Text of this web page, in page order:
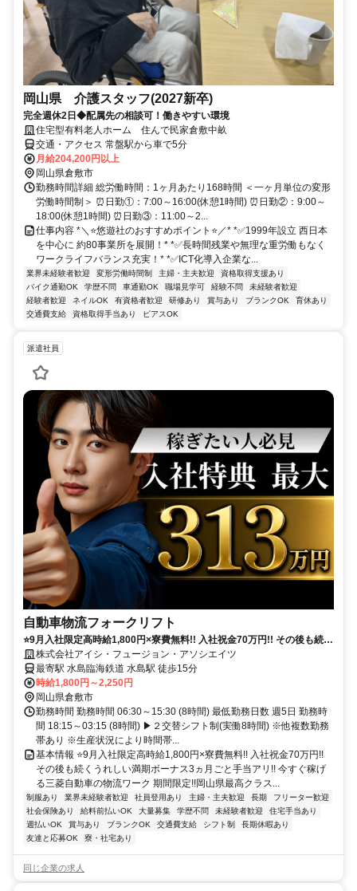
岡山県 介護スタッフ(2027新卒)
完全週休2日◆配属先の相談可！働きやすい環境
住宅型有料老人ホーム 住んで民家倉敷中畝
交通・アクセス 常盤駅から車で5分
月給204,200円以上
岡山県倉敷市
勤務時間詳細 総労働時間：1ヶ月あたり168時間 ＜一ヶ月単位の変形
労働時間制＞ ⏰日勤①：7:00～16:00(休憩1時間) ⏰日勤②：9:00～
18:00(休憩1時間) ⏰日勤③：11:00～2...
仕事内容 *＼⭐悠遊社のおすすめポイント⭐／* *✅1999年設立 西日本
を中心に 約80事業所を展開！* *✅長時間残業や無理な重労働もなく
ワークライフバランス充実！* *✅ICT化導入企業な...
業界未経験者歓迎 変形労働時間制 主婦・主夫歓迎
資格取得支援あり
バイク通勤OK
学歴不問 車通勤OK 職場見学可 経験不問
未経験者歓迎
経験者歓迎
ネイルOK 有資格者歓迎 研修あり 賞与あり ブランクOK
育休あり
交通費支給
資格取得手当あり ピアスOK
派遣社員
自動車物流フォークリフト
⭐9月入社限定高時給1,800円×寮費無料!! 入社祝金70万円!! その後も続く
うれしい満期ボーナス3ヵ月ごと手当アリ!! 今すぐ稼げる三菱自動車の物
流ワーク
株式会社アイシ・フュージョン・アソシエイツ
最寄駅 水島臨海鉄道 水島駅 徒歩15分
時給1,800円～2,250円
岡山県倉敷市
勤務時間 勤務時間 06:30～15:30 (8時間) 最低勤務日数 週5日 勤務時
間 18:15～03:15 (8時間) ▶２交替シフト制(実働8時間) ※他複数勤務
帯あり ※生産状況により時間帯...
基本情報 ⭐9月入社限定高時給1,800円×寮費無料!! 入社祝金70万円!!
その後も続くうれしい満期ボーナス3ヵ月ごと手当アリ!! 今すぐ稼げ
る三菱自動車の物流ワーク 期間限定!!岡山県最高クラス...
制服あり 業界未経験者歓迎 社員登用あり 主婦・主夫歓迎 長期
フリーター歓迎
社会保険あり
給料前払いOK 大量募集 学歴不問 未経験者歓迎
住宅手当あり
週払いOK
賞与あり ブランクOK 交通費支給 シフト制
長期休暇あり
友達と応募OK
寮・社宅あり
同じ企業の求人